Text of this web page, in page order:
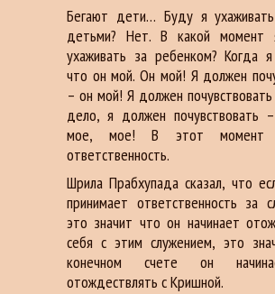
Бегают дети… Буду я
детьми? Нет. В какой момент
ухаживать за ребенком? Когда
что он мой. Он мой! Я должен
– он мой! Я должен
дело, я должен почувствовать
мое, мое! В этот момент
ответственность.
Шрила Прабхупада сказал, что
принимает ответственность за
это значит что он начинает
себя с этим служением, это
конечном счете он
отождествлять с Кришной.